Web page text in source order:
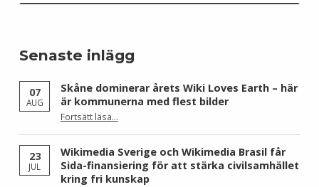
Senaste inlägg
07
AUG
Skåne dominerar årets Wiki Loves Earth – här
är kommunerna med flest bilder
Fortsätt läsa“Skåne dominerar årets Wiki Loves Earth – här är kommunerna med flest bilder”
…
23
JUL
Wikimedia Sverige och Wikimedia Brasil får
Sida-finansiering för att stärka civilsamhället
kring fri kunskap